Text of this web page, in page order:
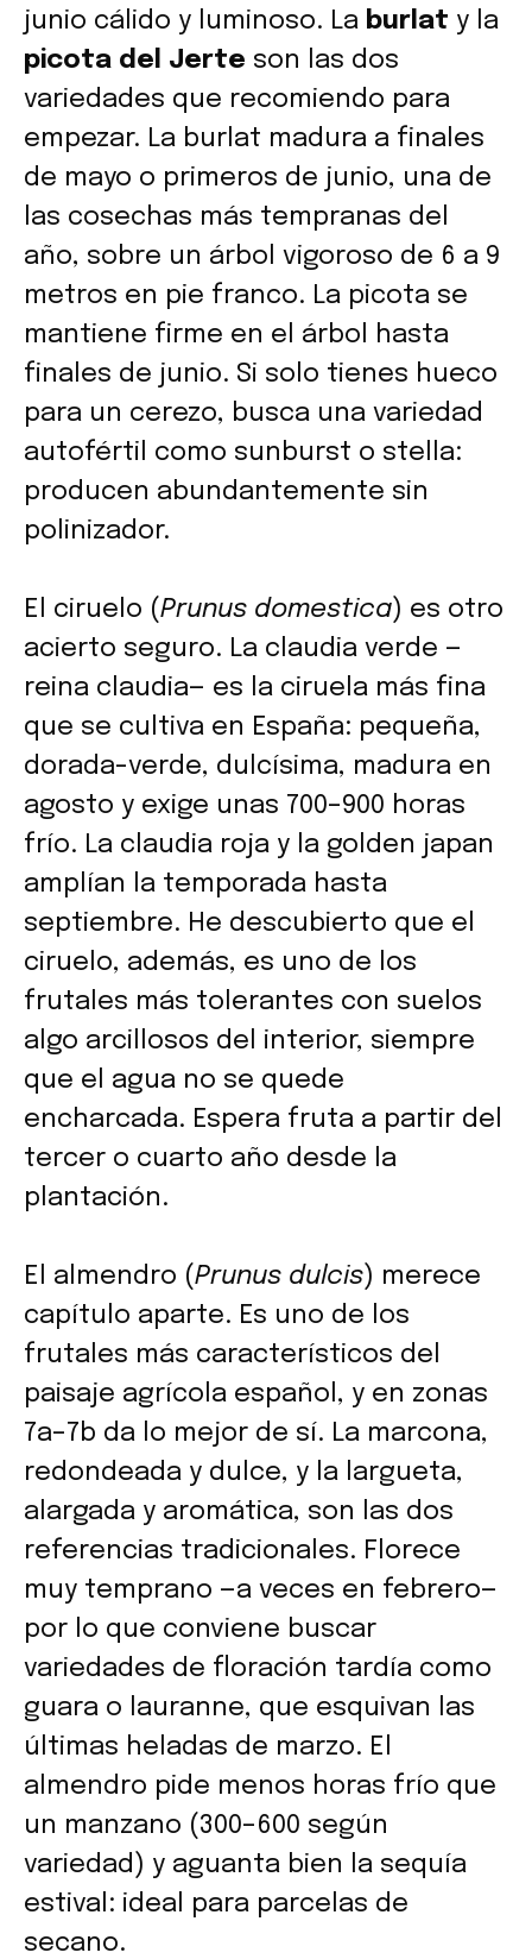
junio cálido y luminoso. La burlat y la
picota del Jerte son las dos
variedades que recomiendo para
empezar. La burlat madura a finales
de mayo o primeros de junio, una de
las cosechas más tempranas del
año, sobre un árbol vigoroso de 6 a 9
metros en pie franco. La picota se
mantiene firme en el árbol hasta
finales de junio. Si solo tienes hueco
para un cerezo, busca una variedad
autofértil como sunburst o stella:
producen abundantemente sin
polinizador.
El ciruelo (Prunus domestica) es otro
acierto seguro. La claudia verde —
reina claudia— es la ciruela más fina
que se cultiva en España: pequeña,
dorada-verde, dulcísima, madura en
agosto y exige unas 700–900 horas
frío. La claudia roja y la golden japan
amplían la temporada hasta
septiembre. He descubierto que el
ciruelo, además, es uno de los
frutales más tolerantes con suelos
algo arcillosos del interior, siempre
que el agua no se quede
encharcada. Espera fruta a partir del
tercer o cuarto año desde la
plantación.
El almendro (Prunus dulcis) merece
capítulo aparte. Es uno de los
frutales más característicos del
paisaje agrícola español, y en zonas
7a–7b da lo mejor de sí. La marcona,
redondeada y dulce, y la largueta,
alargada y aromática, son las dos
referencias tradicionales. Florece
muy temprano —a veces en febrero—
por lo que conviene buscar
variedades de floración tardía como
guara o lauranne, que esquivan las
últimas heladas de marzo. El
almendro pide menos horas frío que
un manzano (300–600 según
variedad) y aguanta bien la sequía
estival: ideal para parcelas de
secano.